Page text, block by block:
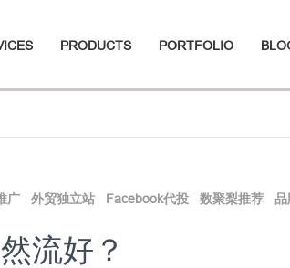
PRODUCTS PORTFOLIO
广 外贸独立站 Facebook代投 数聚梨推荐 品
流好？